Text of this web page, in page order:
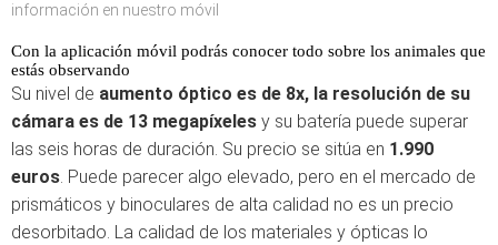
información en nuestro móvil
Con la aplicación móvil podrás conocer todo sobre los animales que
estás observando
Su nivel de aumento óptico es de 8x, la resolución de su
cámara es de 13 megapíxeles y su batería puede superar
las seis horas de duración. Su precio se sitúa en 1.990
euros. Puede parecer algo elevado, pero en el mercado de
prismáticos y binoculares de alta calidad no es un precio
desorbitado. La calidad de los materiales y ópticas lo